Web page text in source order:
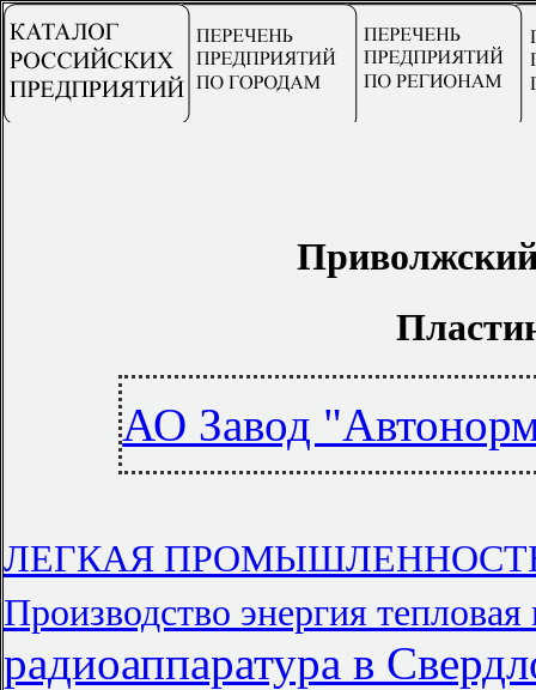
АО Завод
ЛЕГКАЯ ПРОМЫШЛЕННОСТЬ в
Производство энергия
радиоаппаратура в